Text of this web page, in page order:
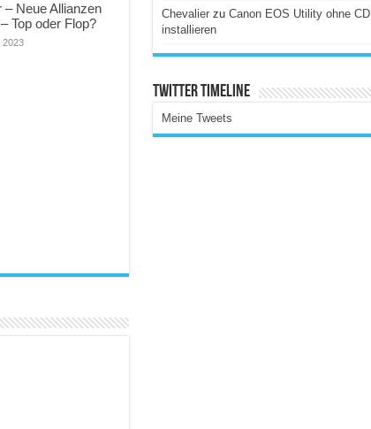
– Neue Allianzen
Top oder Flop?
2023
Chevalierzu Canon EOS Utility ohne CD
installieren
Twitter Timeline
Meine Tweets